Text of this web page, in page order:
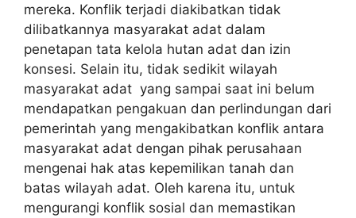
mereka. Konflik terjadi diakibatkan tidak
dilibatkannya masyarakat adat dalam
penetapan tata kelola hutan adat dan izin
konsesi. Selain itu, tidak sedikit wilayah
masyarakat adat yang sampai saat ini belum
mendapatkan pengakuan dan perlindungan dari
pemerintah yang mengakibatkan konflik antara
masyarakat adat dengan pihak perusahaan
mengenai hak atas kepemilikan tanah dan
batas wilayah adat. Oleh karena itu, untuk
mengurangi konflik sosial dan memastikan